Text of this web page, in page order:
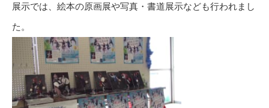
展示では、絵本の原画展や写真・書道展示なども行われまし
た。